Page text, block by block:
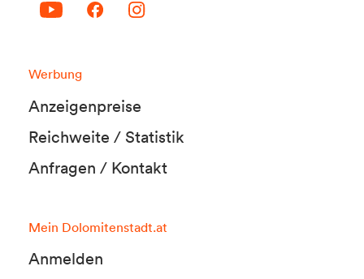
Werbung
Anzeigenpreise
Reichweite / Statistik
Anfragen / Kontakt
Mein Dolomitenstadt.at
Anmelden